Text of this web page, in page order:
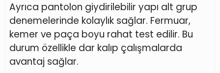
Ayrıca pantolon giydirilebilir yapı alt grup
denemelerinde kolaylık sağlar. Fermuar,
kemer ve paça boyu rahat test edilir. Bu
durum özellikle dar kalıp çalışmalarda
avantaj sağlar.